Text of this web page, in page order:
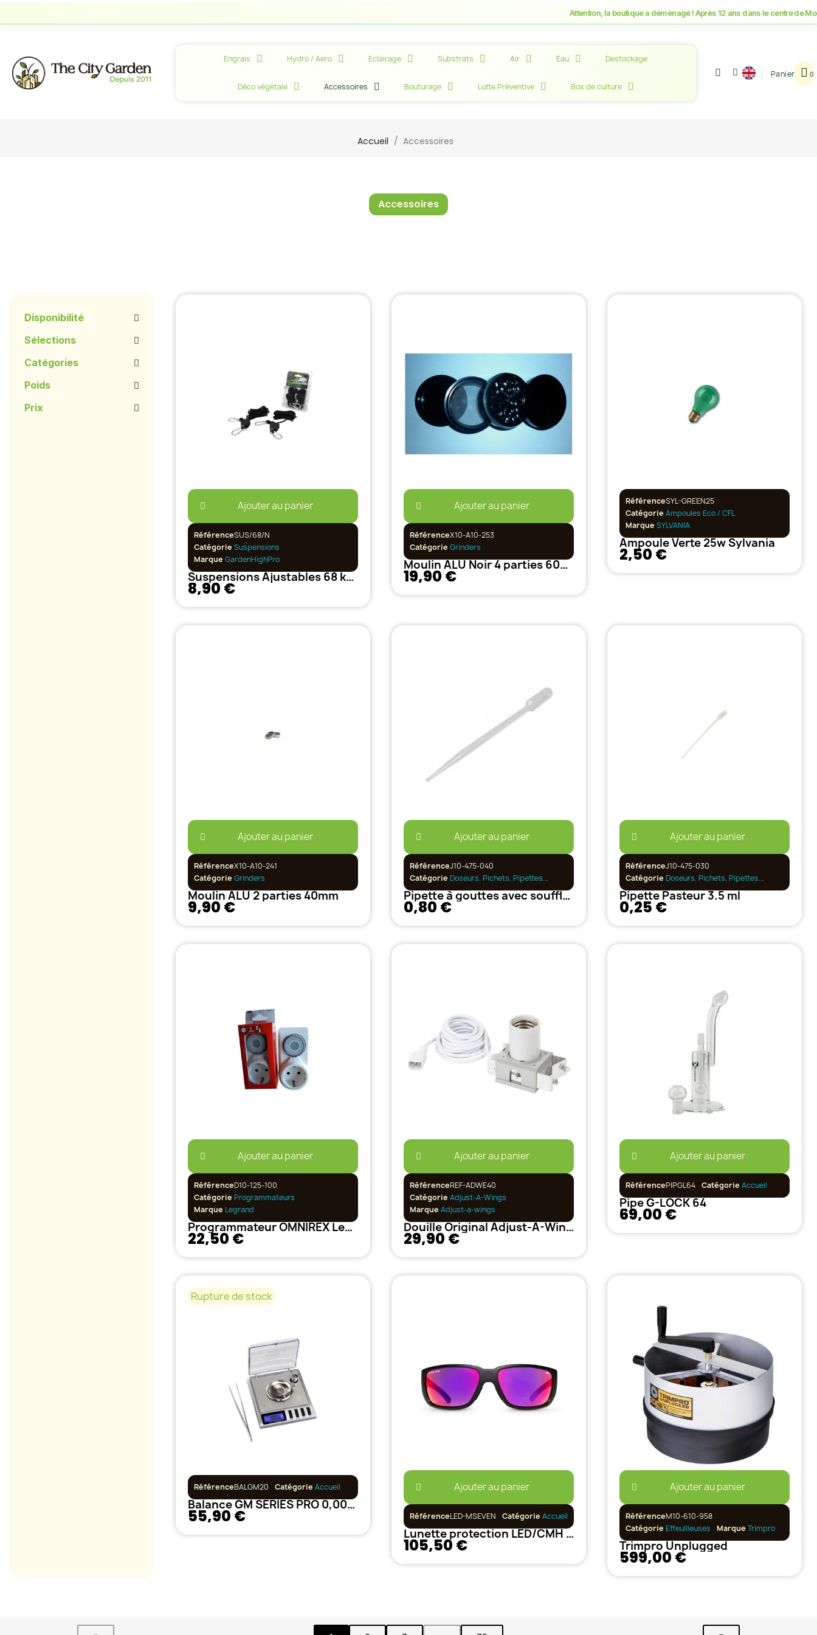
Attention, la boutique a déménagé ! Après 12 ans dans le centre de
Engrais Hydro / Aero Eclairage Substrats Air Eau Destockage
Déco végétale Accessoires Bouturage Lutte Préventive Box de culture
Panier
Accueil Accessoires
Accessoires
Disponibilité
Sélections
Catégories
Poids
Prix
Ajouter au panier
RéférenceSUS/68/N
Catégorie Suspensions
Marque GardenHighPro
Suspensions Ajustables 68 kg - Neptune
8,90 €
Ajouter au panier
RéférenceX10-A10-253
CatégorieGrinders
Moulin ALU Noir 4 parties 60mm
19,90 €
RéférenceSYL-GREEN25
CatégorieAmpoules Eco / CFL
Marque SYLVANIA
Ampoule Verte 25w Sylvania
2,50 €
Ajouter au panier
RéférenceX10-A10-241
Catégorie Grinders
Moulin ALU 2 parties 40mm
9,90 €
Ajouter au panier
RéférenceJ10-475-040
CatégorieDoseurs, Pichets, Pipettes...
Pipette à gouttes avec soufflet 5ml
0,80 €
Ajouter au panier
RéférenceJ10-475-030
CatégorieDoseurs, Pichets, Pipettes...
Pipette Pasteur 3.5 ml
0,25 €
Ajouter au panier
RéférenceD10-125-100
Catégorie Programmateurs
Marque Legrand
Programmateur OMNIREX Legrand Mécanique
22,50 €
Ajouter au panier
RéférenceREF-ADWE40
CatégorieAdjust-A-Wings
Marque Adjust-a-wings
Douille Original Adjust-A-Wings
29,90 €
Ajouter au panier
RéférencePIPGL64 CatégorieAccueil
Pipe G-LOCK 64
69,00 €
Rupture de stock
RéférenceBALGM20 Catégorie Accueil
Balance GM SERIES PRO 0,001gr x 20gr
55,90 €
Ajouter au panier
RéférenceLED-MSEVEN CatégorieAccueil
Lunette protection LED/CMH - Agent 939 FX
105,50 €
Ajouter au panier
RéférenceM10-610-958
CatégorieEffeuilleuses Marque Trimpro
Trimpro Unplugged
599,00 €